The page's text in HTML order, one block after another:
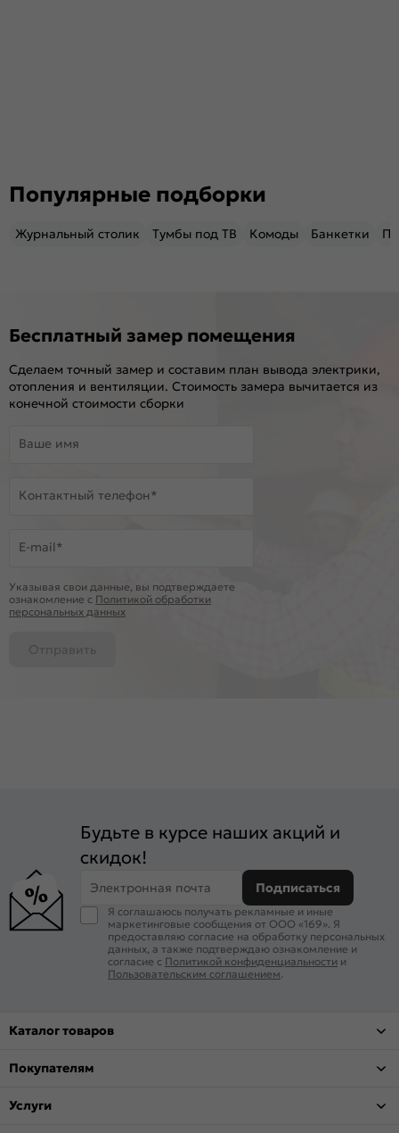
Популярные подборки
Журнальный столик Тумбы под ТВ Комоды Банкетки
Бесплатный замер помещения
Сделаем точный замер и составим план вывода электрики,
отопления и вентиляции. Стоимость замера вычитается из
конечной стоимости сборки
Ваше имя
Контактный телефон*
E-mail*
Указывая свои данные, вы подтверждаете
ознакомление c Политикой обработки
персональных данных
Отправить
Будьте в курсе наших акций и
скидок!
Электронная почта Подписаться
Я соглашаюсь получать рекламные и иные
маркетинговые сообщения от ООО «169». Я
предоставляю согласие на обработку персональных
данных, а также подтверждаю ознакомление и
согласие с Политикой конфиденциальности и
Пользовательским соглашением
Каталог товаров
Покупателям
Услуги